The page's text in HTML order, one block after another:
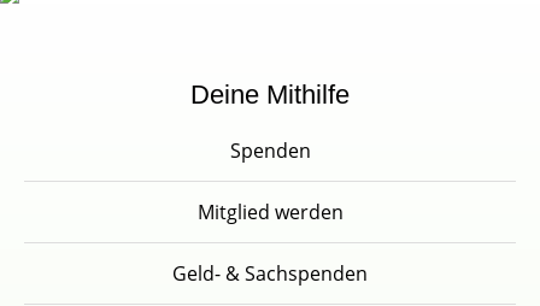
Deine Mithilfe
Spenden
Mitglied werden
Geld- & Sachspenden